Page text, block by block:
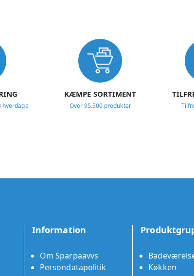
hverdage
KÆMPE SORTIMENT
Over 95.500 produkter
Information
Om Sparpaavvs
Persondatapolitik
Køkken